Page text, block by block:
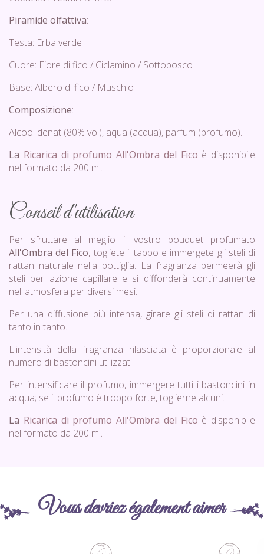
Piramide olfattiva:
Testa: Erba verde
Cuore: Fiore di fico / Ciclamino / Sottobosco
Base: Albero di fico / Muschio
Composizione:
Alcool denat (80% vol), aqua (acqua), parfum (profumo).
La Ricarica di profumo All'Ombra del Fico è disponibile
nel formato da 200 ml.
Conseil d'utilisation
Per sfruttare al meglio il vostro bouquet profumato
All'Ombra del Fico, togliete il tappo e immergete gli steli di
rattan naturale nella bottiglia. La fragranza permeerà gli
steli per azione capillare e si diffonderà continuamente
nell'atmosfera per diversi mesi.
Per una diffusione più intensa, girare gli steli di rattan di
tanto in tanto.
L'intensità della fragranza rilasciata è proporzionale al
numero di bastoncini utilizzati.
Per intensificare il profumo, immergere tutti i bastoncini in
acqua; se il profumo è troppo forte, toglierne alcuni.
La Ricarica di profumo All'Ombra del Fico è disponibile
nel formato da 200 ml.
Vous devriez également aimer